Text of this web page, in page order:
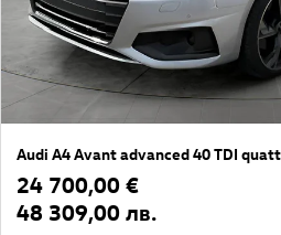
Audi A4 Avant advanced 40 TDI
24 700,00 €
48 309,00 лв.